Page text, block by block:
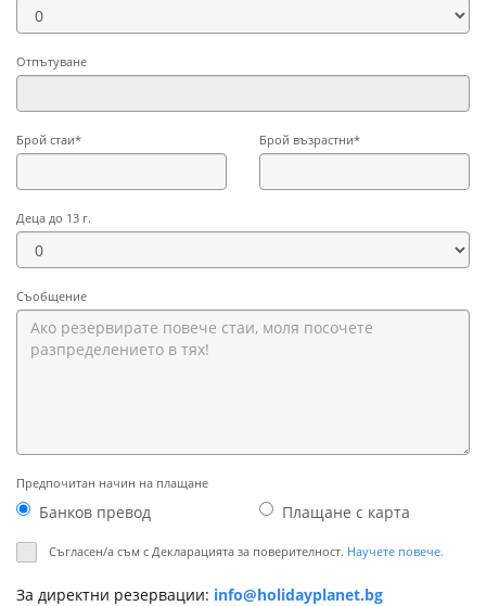
Отпътуване
Брой стаи* Брой възрастни*
Деца до 13 г.
Съобщение
Предпочитан начин на плащане
Банков превод Плащане с картa
Съгласен/а съм с Декларацията за поверителност. Научете повече.
За директни резервации: info@holidayplanet.bg